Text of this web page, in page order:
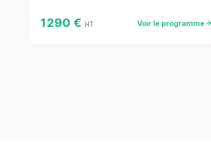
1 290 € HT Voir le programme